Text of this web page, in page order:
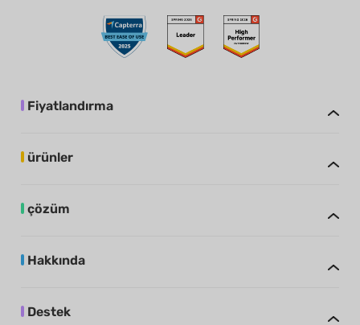
Fiyatlandırma
ürünler
çözüm
Hakkında
Destek